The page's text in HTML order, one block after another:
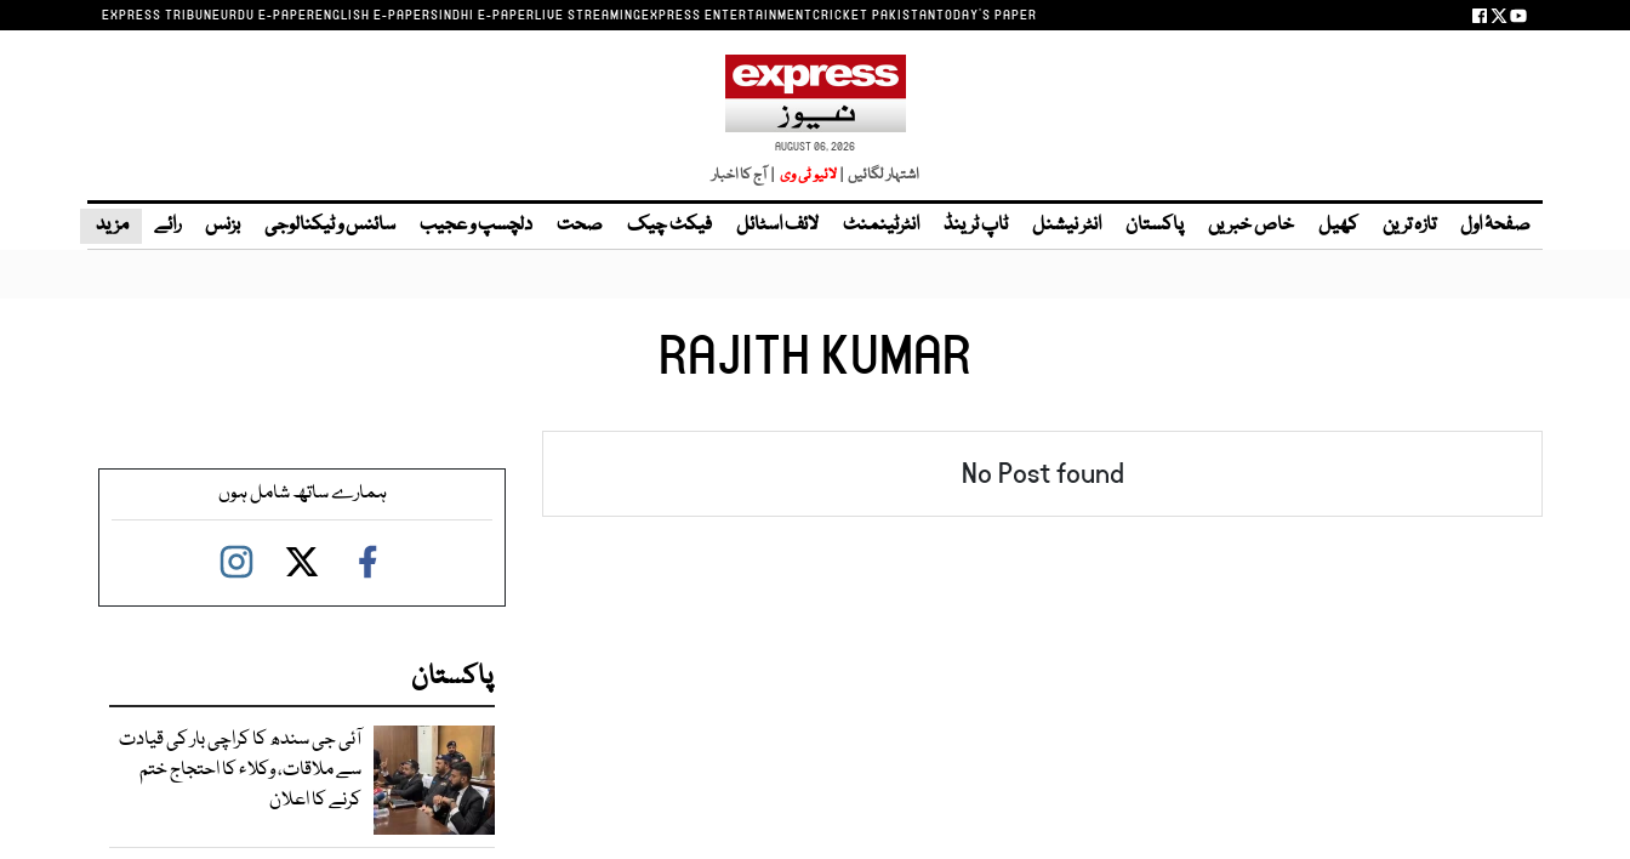
EXPRESS TRIBUNEURDU E-PAPERENGLISH E-PAPERSINDHI E-PAPERLIVE STREAMINGEXPRESS ENTERTAINMENTCRICKET PAKISTANTODAY'S PAPER
AUGUST 06, 2026
اشتہار لگائیں | | آج کا اخبار
صفحۂ اول تازہ ترین کھیل خاص خبریں پاکستان انٹر نیشنل ٹاپ ٹرینڈ انٹرٹینمنٹ لائف اسٹائل فیکٹ چیک صحت دلچسپ و عجیب سائنس و ٹیکنالوجی بزنس رائے مزید
RAJITH KUMAR
No Post found ہمارے ساتھ شامل ہوں
پاکستان
آئی جی سندھ کا کراچی بار کی قیادت
سے ملاقات، وکلاء کا احتجاج ختم
کرنے کا اعلان